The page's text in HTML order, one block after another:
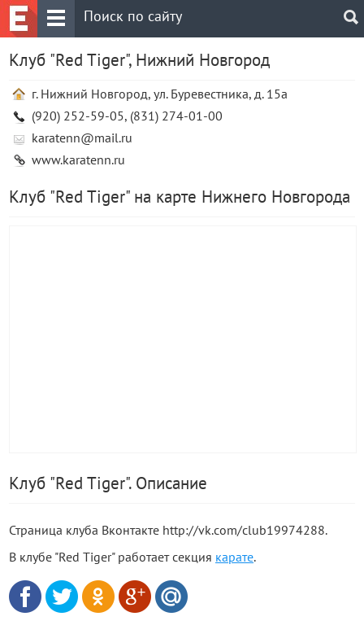
Клуб "Red Tiger", Нижний Новгород
г. Нижний Новгород, ул. Буревестника, д. 15а
(920) 252-59-05, (831) 274-01-00
karatenn@mail.ru
www.karatenn.ru
Клуб "Red Tiger" на карте Нижнего Новгорода
Клуб "Red Tiger". Описание
Страница клуба Вконтакте http://vk.com/club19974288.
В клубе "Red Tiger" работает секция карате.